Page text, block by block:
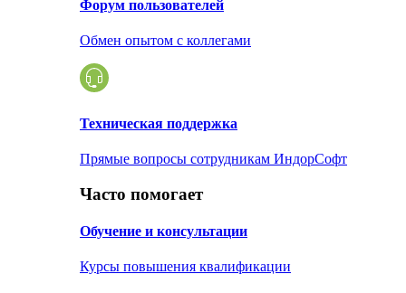
Форум пользователей
Обмен опытом с коллегами
Техническая поддержка
Прямые вопросы сотрудникам ИндорСофт
Часто помогает
Обучение и консультации
Курсы повышения квалификации